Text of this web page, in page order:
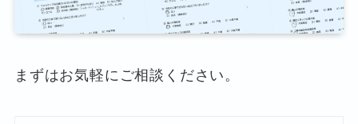
まずはお気軽にご相談ください。